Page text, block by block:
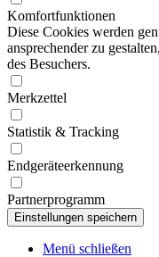
Komfortfunktionen
Diese Cookies werden
ansprechender zu
des Besuchers.
Merkzettel
Statistik & Tracking
Endgeräteerkennung
Partnerprogramm
Menü schließen